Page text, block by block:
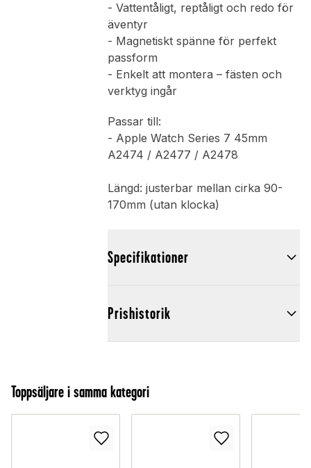
- Vattentåligt, reptåligt och redo för
äventyr
- Magnetiskt spänne för perfekt
passform
- Enkelt att montera – fästen och
verktyg ingår
Passar till:
- Apple Watch Series 7 45mm
A2474 / A2477 / A2478
Längd: justerbar mellan cirka 90-
170mm (utan klocka)
Specifikationer
Prishistorik
Toppsäljare i samma kategori